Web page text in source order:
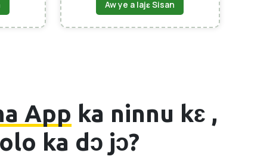
Aw ye a lajɛ Sisan
App ka ninnu kɛ ,
ka dɔ jɔ?